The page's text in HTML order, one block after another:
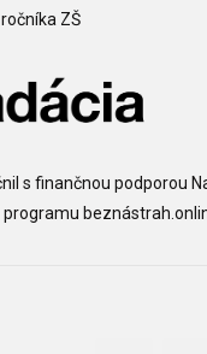
ZŠ
s finančnou podporou